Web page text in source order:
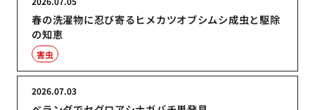
春の洗濯物に忍び寄るヒメカツオブシムシ成虫と駆除
の知恵
害虫
2026.07.03